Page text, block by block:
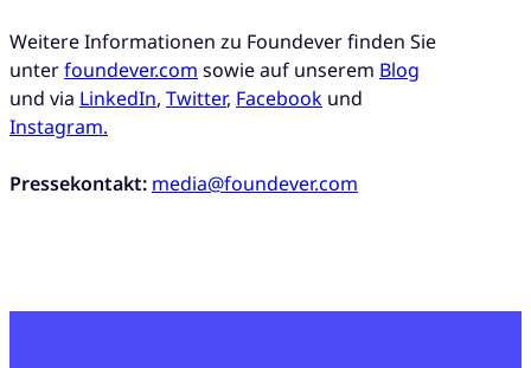
Weitere Informationen zu Foundever finden Sie
unterfoundever.com sowie auf unserem Blog
und via LinkedIn, Twitter, Facebook und
Instagram.
Pressekontakt: media@foundever.com